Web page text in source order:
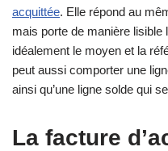
acquittée. Elle répond au
mais porte de manière lisible
idéalement le moyen et la
peut aussi comporter une
ainsi qu’une ligne solde qui
La facture